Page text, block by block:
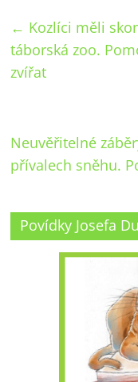
← Kozlíci měli
táborská zoo.
zvířat
Neuvěřitelné
přívalech sněhu.
Povídky Josefa